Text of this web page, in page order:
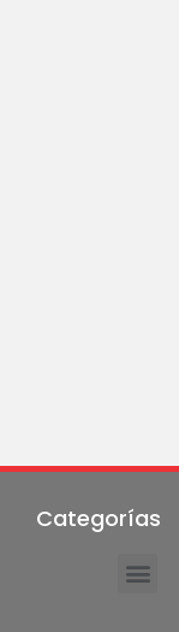
Categorías